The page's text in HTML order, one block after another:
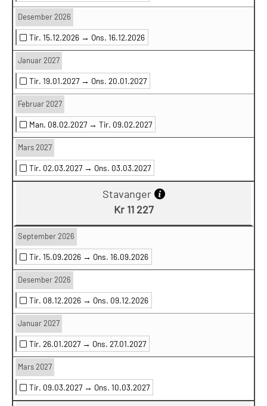
Desember 2026
Tir. 15.12.2026 → Ons. 16.12.2026
Januar 2027
Tir. 19.01.2027 → Ons. 20.01.2027
Februar 2027
Man. 08.02.2027 → Tir. 09.02.2027
Mars 2027
Tir. 02.03.2027 → Ons. 03.03.2027
Stavanger
Kr 11 227
September 2026
Tir. 15.09.2026 → Ons. 16.09.2026
Desember 2026
Tir. 08.12.2026 → Ons. 09.12.2026
Januar 2027
Tir. 26.01.2027 → Ons. 27.01.2027
Mars 2027
Tir. 09.03.2027 → Ons. 10.03.2027